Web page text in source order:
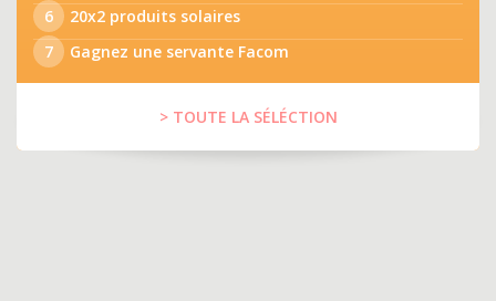
6
20x2 produits solaires
7
Gagnez une servante Facom
> TOUTE LA SÉLÉCTION